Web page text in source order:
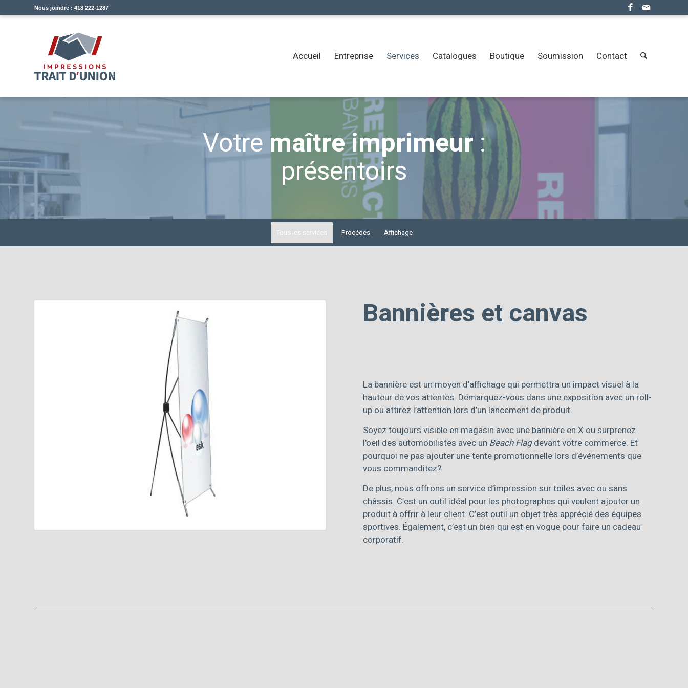
Nous joindre : 418 222-1287
Accueil Entreprise Services Catalogues Boutique Soumission Contact
Votre maître imprimeur:
présentoirs
Tous les services Procédés Affichage
Bannières et canvas
La bannière est un moyen d’affichage qui permettra un impact visuel à la
hauteur de vos attentes. Démarquez-vous dans une exposition avec un roll-
up ou attirez l’attention lors d’un lancement de produit.
Soyez toujours visible en magasin avec une bannière en X ou surprenez
l’oeil des automobilistes avec un Beach Flagdevant votre commerce. Et
pourquoi ne pas ajouter une tente promotionnelle lors d’événements que
vous commanditez?
De plus, nous offrons un service d’impression sur toiles avec ou sans
châssis. C’est un outil idéal pour les photographes qui veulent ajouter un
produit à offrir à leur client. C’est outil un objet très apprécié des équipes
sportives. Également, c’est un bien qui est en vogue pour faire un cadeau
corporatif.